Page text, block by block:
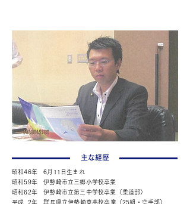
​主な経歴
昭和46年 6月11日生まれ
昭和59年 伊勢崎市立三郷小学校卒業
昭和62年 伊勢崎市立第三中学校卒業（柔道部）
平成 2年 群馬県立伊勢崎東高校卒業（25期・空手部）